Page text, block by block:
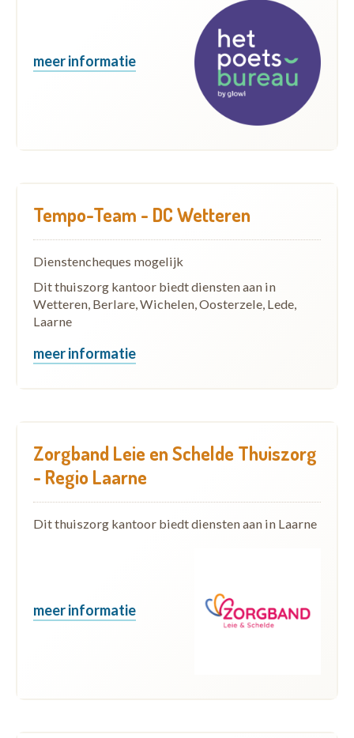
meer informatie
Tempo-Team - DC Wetteren
Dienstencheques mogelijk
Dit thuiszorg kantoor biedt diensten aan in
Wetteren, Berlare, Wichelen, Oosterzele, Lede,
Laarne
meer informatie
Zorgband Leie en Schelde Thuiszorg
- Regio Laarne
Dit thuiszorg kantoor biedt diensten aan in Laarne
meer informatie